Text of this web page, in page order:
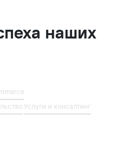
наших
Услуги и консалтинг